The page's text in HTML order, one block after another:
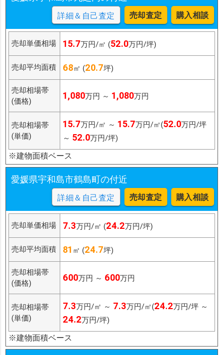
詳細＆自己査定 売却査定 購入相談
売却単価相場 15.7万円/㎡ (52.0万円/坪)
売却平均面積 68㎡ (20.7坪)
売却相場帯
(価格)
1,080万円 ～ 1,080万円
売却相場帯
(単価)
15.7万円/㎡ ～ 15.7万円/㎡(52.0万円/坪
～ 52.0万円/坪)
※建物面積ベース
愛媛県宇和島市鶴島町の付近
詳細＆自己査定 売却査定 購入相談
売却単価相場 7.3万円/㎡ (24.2万円/坪)
売却平均面積 81 ㎡ (24.7坪)
売却相場帯
(価格)
600万円 ～ 600万円
売却相場帯
(単価)
7.3万円/㎡ ～ 7.3万円/㎡(24.2万円/坪 ～
24.2万円/坪)
※建物面積ベース